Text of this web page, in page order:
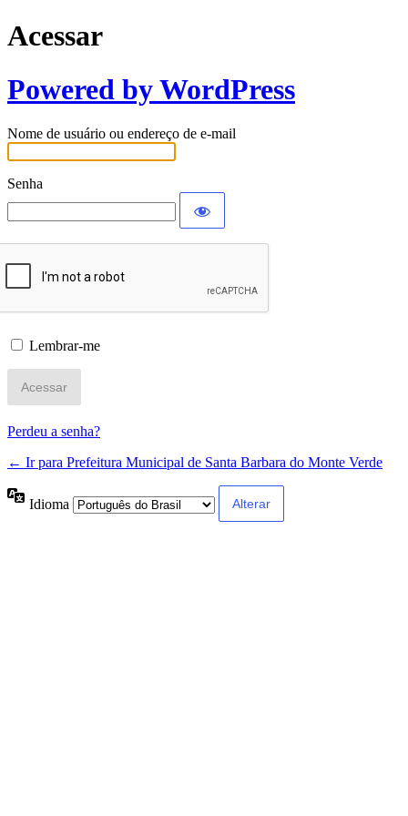
Acessar
Powered by WordPress
Nome de usuário ou endereço de e-mail
Senha
Lembrar-me
Perdeu a senha?
← Ir para Prefeitura Municipal de Santa Barbara do Monte Verde
Idioma